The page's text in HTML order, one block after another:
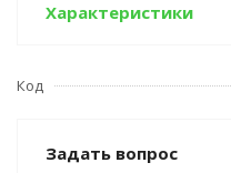
Характеристики
Код
Задать вопрос